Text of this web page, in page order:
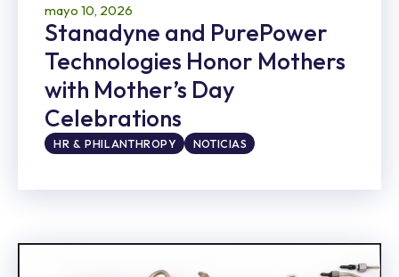
mayo 10, 2026
Stanadyne and PurePower
Technologies Honor Mothers
with Mother’s Day
Celebrations
HR & PHILANTHROPY NOTICIAS